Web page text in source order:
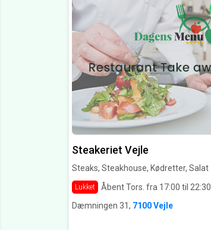
Steakeriet Vejle
Steaks, Steakhouse, Kødretter, Salat
Lukket Åbent Tors. fra 17:00 til 22:30
Dæmningen 31, 7100 Vejle